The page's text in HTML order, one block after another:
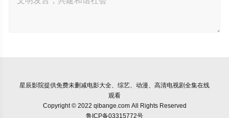
星辰影院提供免费未删减电影大全、综艺、动漫、高清电视剧全集在线
观看
Copyright © 2022 qibange.com All Rights Reserved
鲁ICP备03315772号